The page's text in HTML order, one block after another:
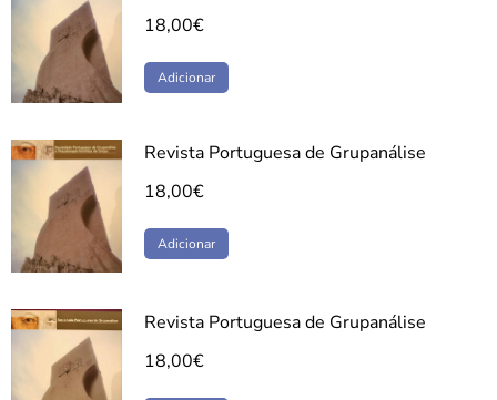
18,00€
Adicionar
Revista Portuguesa de Grupanálise
18,00€
Adicionar
Revista Portuguesa de Grupanálise
18,00€